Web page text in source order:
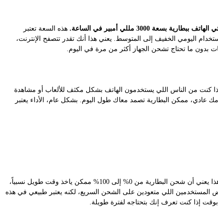
الهاتف ببطارية بسعة 3000 مللي أمبير في الساعة.
هذه السعة تعتبر
اليومي الخفيف إلى المتوسط. يعني هذا أنك تقدر تتصفح الإنترنت،
بدون ما تحتاج تشحن الجهاز أكثر من مرة في اليوم.
كنت من الناس اللي يستخدمون الهاتف بشكل مكثف للألعاب أو مشاهدة
عادي، ممكن البطارية تصمد معاك طول اليوم. بشكل عام، الأداء يعتبر
للأسف، HTC Wildfire E1 Lite ما يدعم تقنيات الشحن السريع. هذا يعني أن شحن البطارية من 0% إلى 100% ممكن ياخذ وقت طويل نسبياً،
اللي متعودين على الشحن السريع، لكنه يعتبر طبيعي في هذه
إذا كنت تعرف إنك بتحتاجه لفترة طويلة.